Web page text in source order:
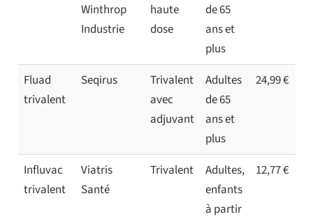
Winthrop
Industrie
haute
dose
de 65
ans et
plus
Fluad
trivalent
Seqirus
Trivalent
avec
adjuvant
Adultes
de 65
ans et
plus
24,99 €
Influvac
trivalent
Viatris
Santé
Trivalent
Adultes,
enfants
à partir
12,77 €